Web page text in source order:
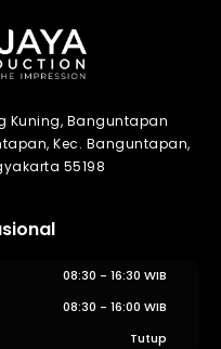
Kuning, Banguntapan
Kec. Banguntapan,
55198
08:30 - 16:30 WIB
08:30 - 16:00 WIB
Tutup